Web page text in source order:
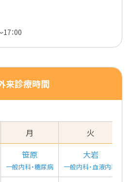
：00
来診療時間
月 火
笹原
一般内科・糖尿病
大岩
一般内科・血液内科